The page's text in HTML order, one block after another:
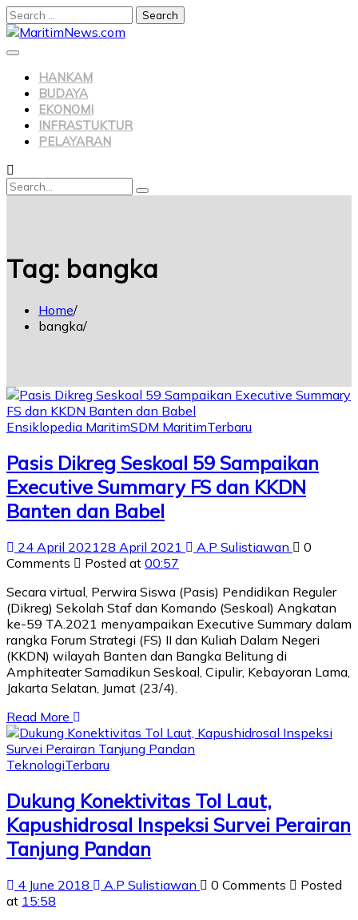
HANKAM
BUDAYA
EKONOMI
INFRASTUKTUR
PELAYARAN
Tag: bangka
Home
bangka
Ensiklopedia MaritimSDM MaritimTerbaru
Pasis Dikreg Seskoal 59 Sampaikan
Executive Summary FS dan KKDN
Banten dan Babel
24 April 202128 April 2021 A.P Sulistiawan
0
Comments
Posted at 00:57
Secara virtual, Perwira Siswa (Pasis) Pendidikan Reguler
(Dikreg) Sekolah Staf dan Komando (Seskoal) Angkatan
ke-59 TA.2021 menyampaikan Executive Summary dalam
rangka Forum Strategi (FS) II dan Kuliah Dalam Negeri
(KKDN) wilayah Banten dan Bangka Belitung di
Amphiteater Samadikun Seskoal, Cipulir, Kebayoran Lama,
Jakarta Selatan, Jumat (23/4).
Read More
TeknologiTerbaru
Dukung Konektivitas Tol Laut,
Kapushidrosal Inspeksi Survei Perairan
Tanjung Pandan
4 June 2018 A.P Sulistiawan 0 Comments
Posted
at 15:58